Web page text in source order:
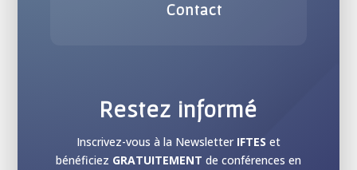
Contact
Restez informé
Inscrivez-vous à la Newsletter IFTES et
bénéficiez GRATUITEMENT de conférences en